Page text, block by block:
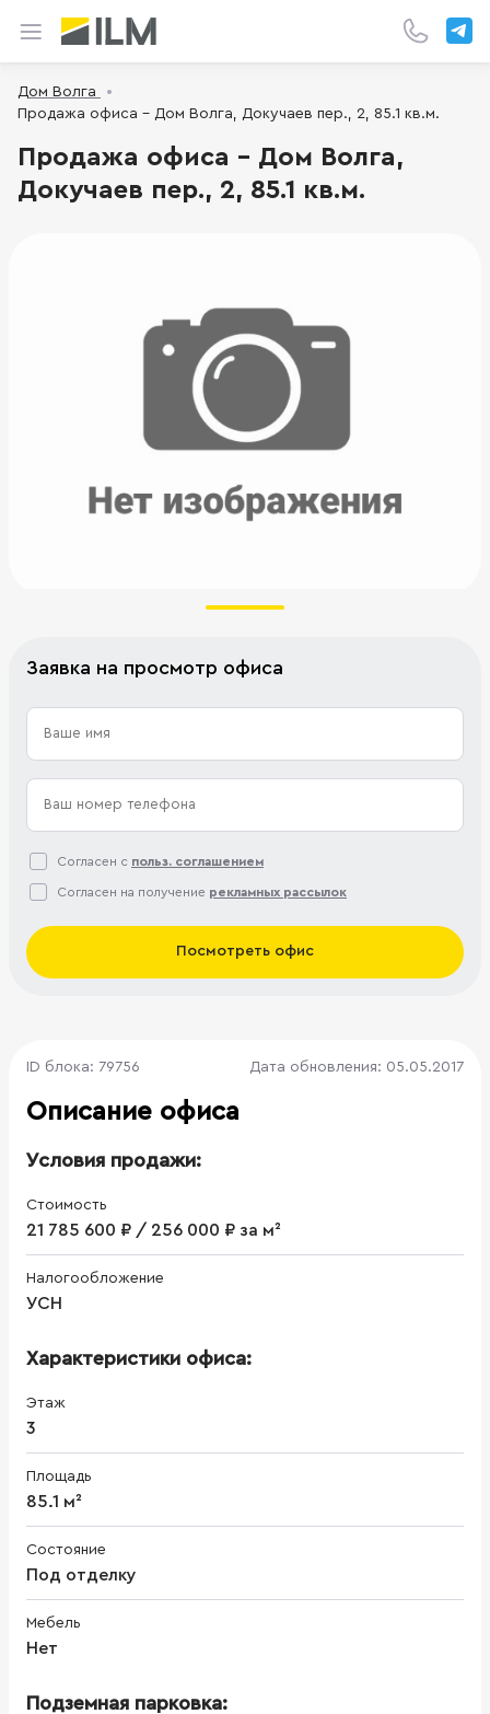
Дом Волга
Продажа офиса - Дом Волга, Докучаев пер., 2, 85.1 кв.м.
Продажа офиса - Дом Волга,
Докучаев пер., 2, 85.1 кв.м.
Заявка на просмотр офиса
Согласен с польз. соглашением
Согласен на получение рекламных рассылок
Посмотреть офис
ID блока: 79756 Дата обновления: 05.05.2017
Описание офиса
Условия продажи:
Стоимость
21 785 600 ₽ / 256 000 ₽ за м²
Налогообложение
УСН
Характеристики офиса:
Этаж
3
Площадь
85.1 м²
Состояние
Под отделку
Мебель
Нет
Подземная парковка: